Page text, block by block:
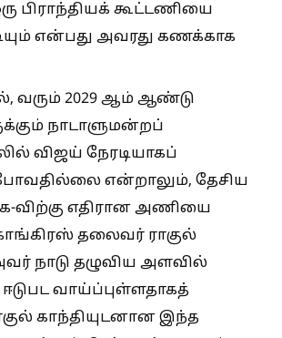
பிராந்தியக் கூட்டணியை
என்பது அவரது கணக்காக
வரும் 2029 ஆம் ஆண்டு
நாடாளுமன்றப்
விஜய் நேரடியாகப்
என்றாலும், தேசிய
விற்கு எதிரான அணியை
தலைவர் ராகுல்
நாடு தழுவிய அளவில்
ஈடுபட வாய்ப்புள்ளதாகத்
காந்தியுடனான இந்த